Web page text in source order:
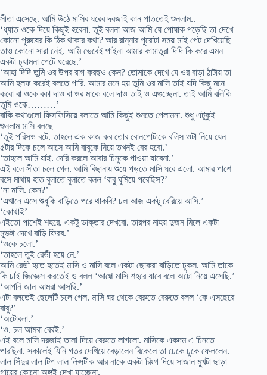
সীতা এসেছে. আমি উঠে মাসির ঘরের দরজাই কান পাততেই শুনলাম..
‘ধ্যাত ওকে দিয়ে কিছুই হবেনা. তুই বলনা আজ আমি যে পোষাক পড়েছি তা দেখে
কোনো পুরুষের কি ঠিক থাকার কথা? আর রান্নার পুরোটা সময় মাই পেট দেখিয়েছি
তাও কোনো সারা নেই. আমি ভেবেই পাইনা আমার কামাতুরা দিদি কি করে এমন
একটা ঢ্যামনা পেটে ধরেছে.’
‘আহা দিদি তুমি ওর উপর রাগ করছও কেন? তোমাকে দেখে যে ওর বাড়া ঠাটায় তা
আমি হলফ করেই বলতে পারি. আমার মনে হয় তুমি ওর মাসি তাই যদি কিছু মনে
করো বা ওকে বকা দাও বা ওর মাকে বলে দাও তাই ও এগুচ্ছেনা. তাই আমি বলিকি
তুমি ওকে………’
বাকি কথাগুলো ফিসফিসিয়ে বলাতে আমি কিছুই শুনতে পেলামনা. শুধু এটুকুই
শুনলাম মাসি বলছে
‘তুই পরিসও বটে. তাহলে এক কাজ কর তোর বোনপোটাকে বলিস ওটা নিয়ে যেন
৫টার দিকে চলে আসে আমি বাবুকে নিয়ে তখনই বের হবো.’
‘তাহলে আমি যাই. দেরি করলে আবার চিনুকে পাওয়া যাবেনা.’
এই বলে সীতা চলে গেল. আমি বিছানায় শুয়ে পড়তে মাসি ঘরে এলো. আমার পাশে
বসে মাথায় হাত বুলাতে বুলাতে বলল ‘বাবু ঘুমিয়ে পরেছিস?’
‘না মাসি. কেন?’
‘এখানে এসে শুধুকি বাড়িতে পরে থাকবি? চল আজ একটু বেরিয়ে আসি.’
‘কোথাই’
এইতো পাশেই শহরে. একটু ডাক্তার দেখবো. তারপর নাহয় দুজন মিলে একটা
মূভঈ দেখে বাড়ি ফিরব.’
‘ওকে চলো.’
‘তাহলে তুই রেডী হয়ে নে.’
আমি রেডী হতে হতেই মাসি ও মাসি বলে একটা ছোকরা বাড়িতে ঢুকল. আমি তাকে
কি চাই জিজ্ঞেস করতেই ও বলল ‘আগ্গে মাসি শহরে যাবে বলে অটো নিয়ে এসেছি.’
‘আপনি জান আমরা আসছি.’
এটা বলতেই ছেলেটি চলে গেল. মাসি ঘর থেকে বেরুতে বেরুতে বলল ‘কে এসছেরে
বাবু?’
‘অটোবলা.’
‘ও. চল আমরা বেরই.’
এই বলে মাসি দরজাই তালা দিয়ে বেরুতে লাগলো. মাসিকে একদম এ চিনতে
পারছিনা. সকালেই যিনি গতর দেখিয়ে বেড়ালেন বিকেলে তা ঢেকে ঢুকে ফেললেন.
লাল সিঁদুর লাল টিপ লাল লিপ্সটীক আর নাকে একটা রিংগ দিয়ে সাজান মুখটা ছাড়া
গায়ের কোনো অঙ্গই দেখা যাচ্ছেনা.